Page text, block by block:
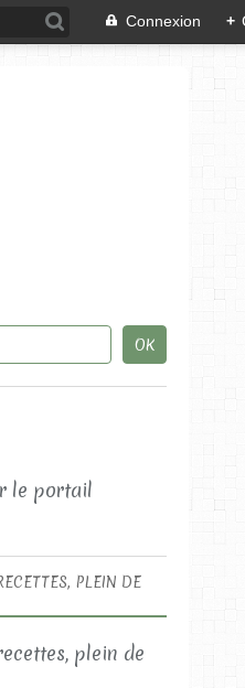
Connexion +
PLEIN DE
le portail